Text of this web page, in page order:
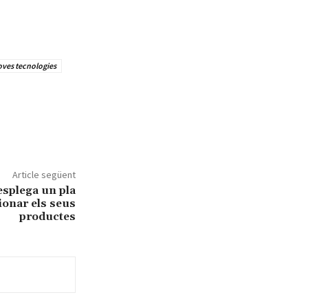
tecnologies
Article següent
un pla
els seus
productes